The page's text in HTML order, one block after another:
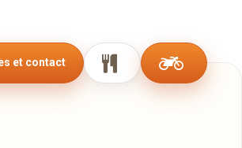
originale et un accueil chaleureux
qui valent le détour.
brigade de cuisine propose des petits
inventifs préparés avec soin. Le service
et contact